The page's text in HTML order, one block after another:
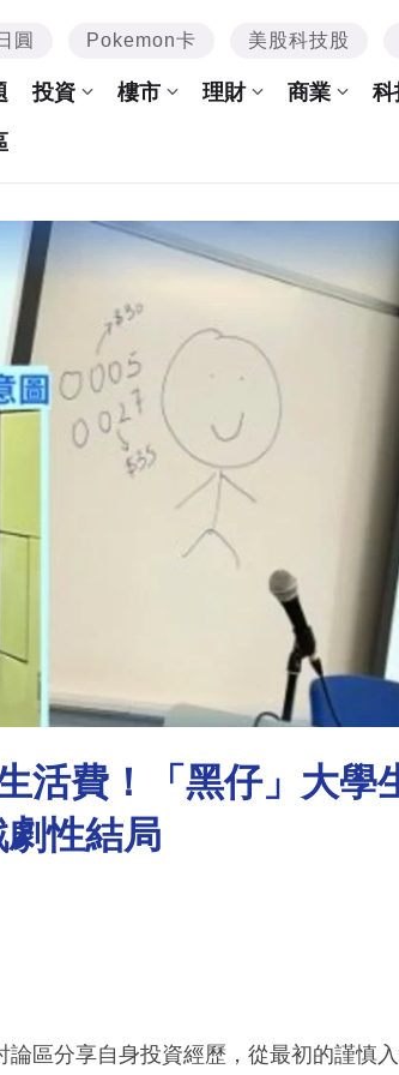
圓 Pokemon卡 美股科技股
投資 樓市 理財 商業 科
活費！「黑仔」大學
性結局
區分享自身投資經歷，從最初的謹慎